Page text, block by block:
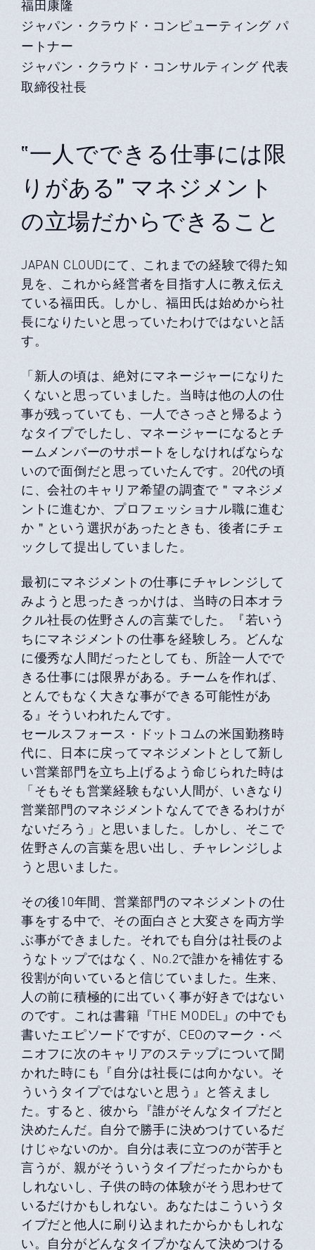
福田康隆
ジャパン・クラウド・コンピューティング パ
ートナー
ジャパン・クラウド・コンサルティング 代表
取締役社長
‟一人でできる仕事には限
りがある” マネジメント
の立場だからできること
JAPAN CLOUDにて、これまでの経験で得た知
見を、これから経営者を目指す人に教え伝え
ている福田氏。しかし、福田氏は始めから社
長になりたいと思っていたわけではないと話
す。
「新人の頃は、絶対にマネージャーになりた
くないと思っていました。当時は他の人の仕
事が残っていても、一人でさっさと帰るよう
なタイプでしたし、マネージャーになるとチ
ームメンバーのサポートをしなければならな
いので面倒だと思っていたんです。20代の頃
に、会社のキャリア希望の調査で＂マネジメ
ントに進むか、プロフェッショナル職に進む
か＂という選択があったときも、後者にチェ
ックして提出していました。
最初にマネジメントの仕事にチャレンジして
みようと思ったきっかけは、当時の日本オラ
クル社長の佐野さんの言葉でした。『若いう
ちにマネジメントの仕事を経験しろ。どんな
に優秀な人間だったとしても、所詮一人でで
きる仕事には限界がある。チームを作れば、
とんでもなく大きな事ができる可能性があ
る』そういわれたんです。
セールスフォース・ドットコムの米国勤務時
代に、日本に戻ってマネジメントとして新し
い営業部門を立ち上げるよう命じられた時は
「そもそも営業経験もない人間が、いきなり
営業部門のマネジメントなんてできるわけが
ないだろう」と思いました。しかし、そこで
佐野さんの言葉を思い出し、チャレンジしよ
うと思いました。
その後10年間、営業部門のマネジメントの仕
事をする中で、その面白さと大変さを両方学
ぶ事ができました。それでも自分は社長のよ
うなトップではなく、No.2で誰かを補佐する
役割が向いていると信じていました。生来、
人の前に積極的に出ていく事が好きではない
のです。これは書籍『THE MODEL』の中でも
書いたエピソードですが、CEOのマーク・ベ
ニオフに次のキャリアのステップについて聞
かれた時にも『自分は社長には向かない。そ
ういうタイプではないと思う』と答えまし
た。すると、彼から『誰がそんなタイプだと
決めたんだ。自分で勝手に決めつけているだ
けじゃないのか。自分は表に立つのが苦手と
言うが、親がそういうタイプだったからかも
しれないし、子供の時の体験がそう思わせて
いるだけかもしれない。あなたはこういうタ
イプだと他人に刷り込まれたからかもしれな
い。自分がどんなタイプかなんて決めつける